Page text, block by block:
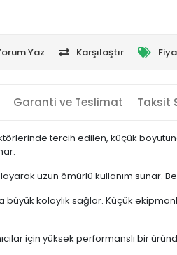
Yaz Karşılaştır
Garanti ve Teslimat Taksit
tercih edilen, küçük
uzun ömürlü kullanım sunar.
kolaylık sağlar. Küçük
için yüksek performanslı bir